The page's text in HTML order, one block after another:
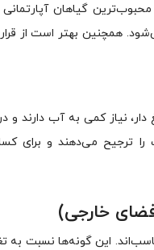
گیاهان
همچنین بهتر است از
نیاز کمی به آب دارند و
ترجیح می‌دهند و برای
خارجی)
این گونه‌ها نسبت به